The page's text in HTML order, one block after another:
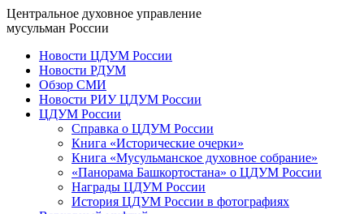
Центральное духовное управление
мусульман России
Новости ЦДУМ России
Новости РДУМ
Обзор СМИ
Новости РИУ ЦДУМ России
ЦДУМ России
Справка о ЦДУМ России
Книга «Исторические очерки»
Книга «Мусульманское духовное собрание»
«Панорама Башкортостана» о ЦДУМ России
Награды ЦДУМ России
История ЦДУМ России в фотографиях